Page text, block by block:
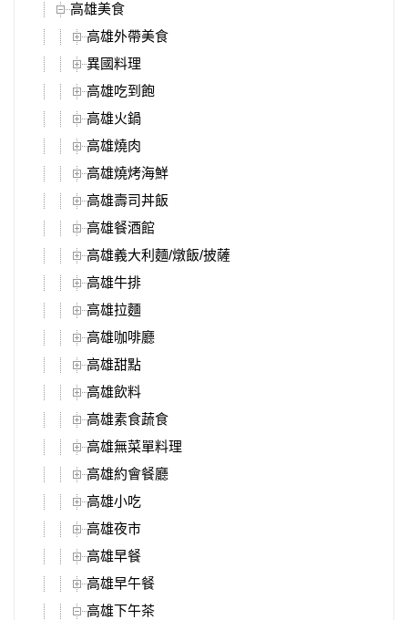
高雄美食
高雄外帶美食
異國料理
高雄吃到飽
高雄火鍋
高雄燒肉
高雄燒烤海鮮
高雄壽司丼飯
高雄餐酒館
高雄義大利麵/燉飯/披薩
高雄牛排
高雄拉麵
高雄咖啡廳
高雄甜點
高雄飲料
高雄素食蔬食
高雄無菜單料理
高雄約會餐廳
高雄小吃
高雄夜市
高雄早餐
高雄早午餐
高雄下午茶